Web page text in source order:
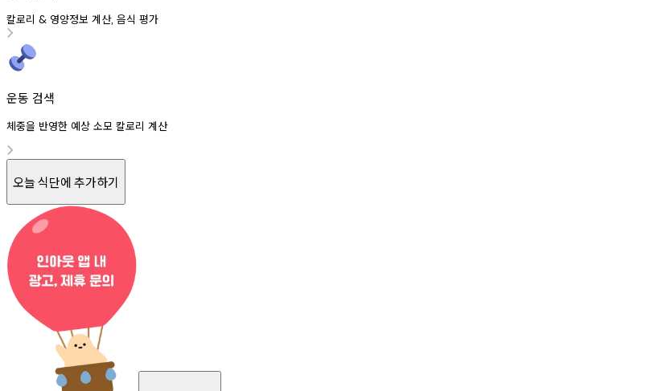
칼로리 & 영양정보 계산, 음식 평가
운동 검색
체중을 반영한 예상 소모 칼로리 계산
오늘 식단에 추가하기